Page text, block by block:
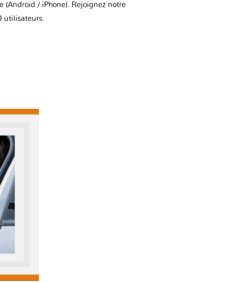
(Android / iPhone). Rejoignez notre
utilisateurs.